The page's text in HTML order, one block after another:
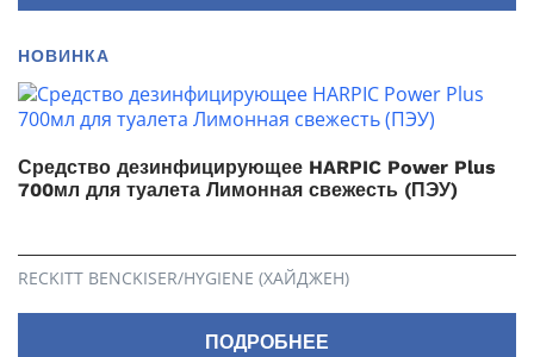
НОВИНКА
Средство дезинфицирующее HARPIC Power Plus
700мл для туалета Лимонная свежесть (ПЭУ)
RECKITT BENCKISER/HYGIENE (ХАЙДЖЕН)
ПОДРОБНЕЕ